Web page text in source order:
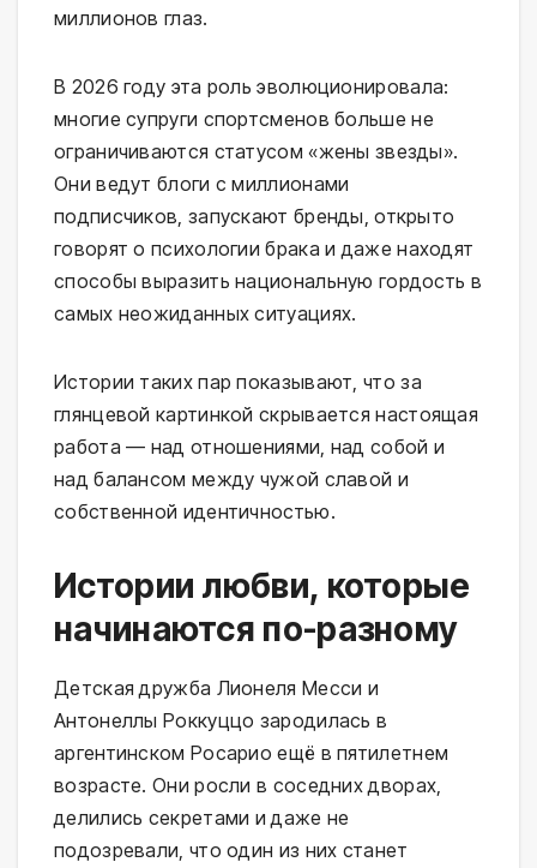
миллионов глаз.
В 2026 году эта роль эволюционировала:
многие супруги спортсменов больше не
ограничиваются статусом «жены звезды».
Они ведут блоги с миллионами
подписчиков, запускают бренды, открыто
говорят о психологии брака и даже находят
способы выразить национальную гордость в
самых неожиданных ситуациях.
Истории таких пар показывают, что за
глянцевой картинкой скрывается настоящая
работа — над отношениями, над собой и
над балансом между чужой славой и
собственной идентичностью.
Истории любви, которые
начинаются по-разному
Детская дружба Лионеля Месси и
Антонеллы Роккуццо зародилась в
аргентинском Росарио ещё в пятилетнем
возрасте. Они росли в соседних дворах,
делились секретами и даже не
подозревали, что один из них станет